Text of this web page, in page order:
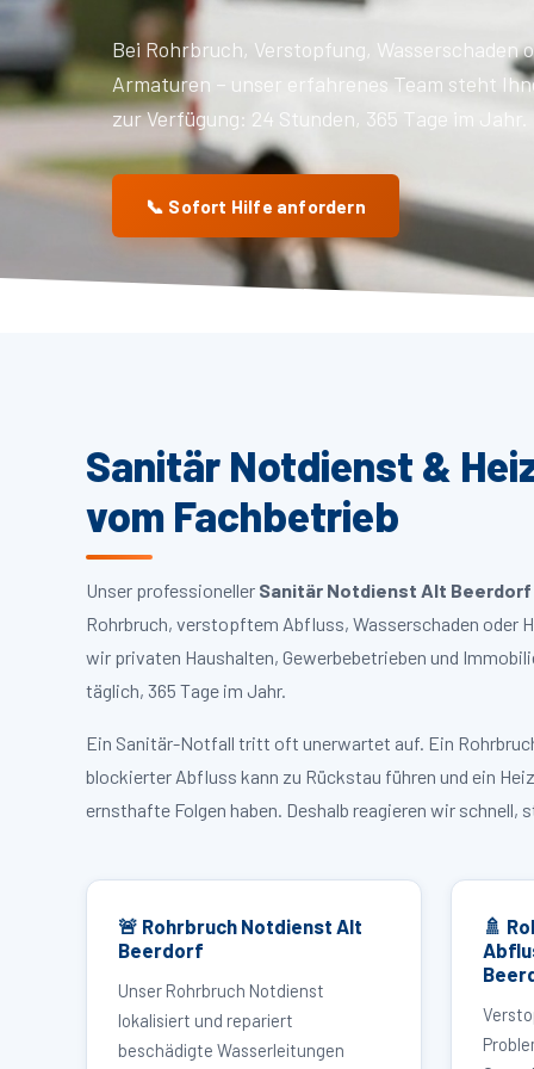
Bei Rohrbruch, Verstopfung, Wasserschaden
Armaturen – unser erfahrenes Team steht
zur Verfügung: 24 Stunden, 365 Tage im Jahr.
📞 Sofort Hilfe anfordern
Sanitär Notdienst &
vom Fachbetrieb
Unser professioneller Sanitär Notdienst Alt Beerdorf
Rohrbruch, verstopftem Abfluss, Wasserschaden oder
wir privaten Haushalten, Gewerbebetrieben und
täglich, 365 Tage im Jahr.
Ein Sanitär-Notfall tritt oft unerwartet auf. Ein
blockierter Abfluss kann zu Rückstau führen und ein
ernsthafte Folgen haben. Deshalb reagieren wir
🚨 Rohrbruch Notdienst Alt
Beerdorf
Unser Rohrbruch Notdienst
lokalisiert und repariert
beschädigte Wasserleitungen
🚿